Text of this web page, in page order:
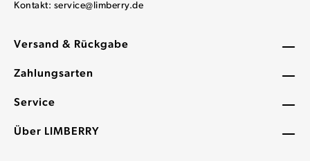
Versand & Rückgabe
Zahlungsarten
Service
Über LIMBERRY
Kontakt: service@limberry.de